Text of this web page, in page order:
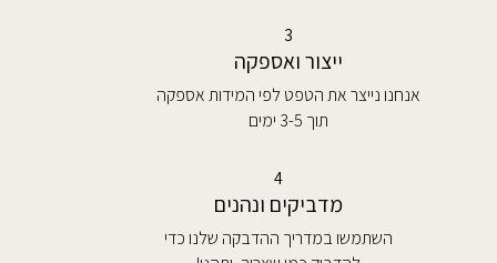
3
ייצור ואספקה
אנחנו נייצר את הטפט לפי המידות אספקה
תוך 3-5 ימים
4
מדביקים ונהנים
השתמשו במדריך ההדבקה שלנו כדי